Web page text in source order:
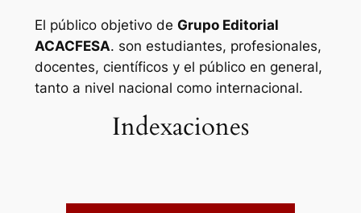
El público objetivo de Grupo Editorial
ACACFESA. son estudiantes, profesionales,
docentes, científicos y el público en general,
tanto a nivel nacional como internacional.
Indexaciones